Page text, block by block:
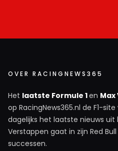
OVER RACINGNEWS365
Het laatste Formule 1en
op RacingNews365.nl de F1-
dagelijks het laatste nieuws
Verstappen gaat in zijn Red
successen.